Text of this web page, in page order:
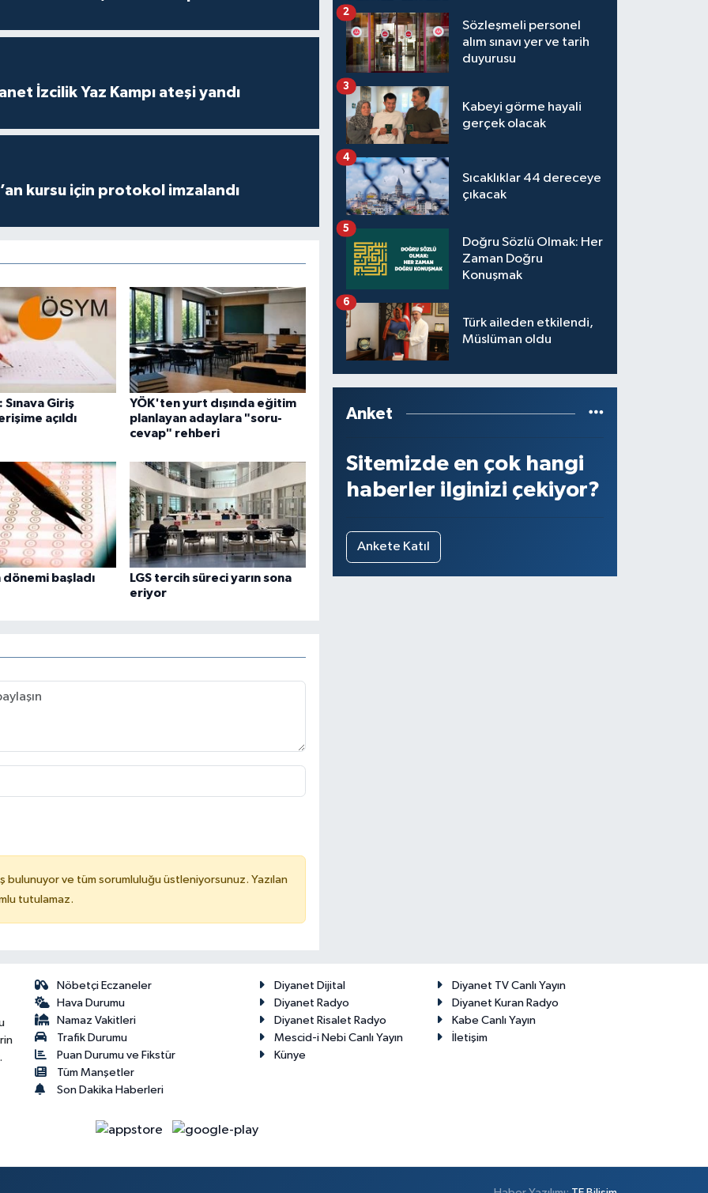
İzcilik Yaz Kampı ateşi yandı
kursu için protokol imzalandı
Giriş
açıldı
YÖK'ten yurt dışında eğitim
planlayan adaylara "soru-
cevap" rehberi
dönemi başladı
LGS tercih süreci yarın sona
eriyor
bulunuyor ve tüm sorumluluğu üstleniyorsunuz. Yazılan
tutulamaz.
Sözleşmeli personel
alım sınavı yer ve tarih
duyurusu
2
Kabeyi görme hayali
gerçek olacak
3
Sıcaklıklar 44 dereceye
çıkacak
4
Doğru Sözlü Olmak: Her
Zaman Doğru
Konuşmak
5
Türk aileden etkilendi,
Müslüman oldu
6
Anket
Sitemizde en çok hangi
haberler ilginizi çekiyor?
Ankete Katıl
Nöbetçi Eczaneler
Hava Durumu
Namaz Vakitleri
Trafik Durumu
Puan Durumu ve Fikstür
Tüm Manşetler
Son Dakika Haberleri
Diyanet Dijital
Diyanet TV Canlı Yayın
Diyanet Radyo
Diyanet Kuran Radyo
Diyanet Risalet Radyo
Kabe Canlı Yayın
Mescid-i Nebi Canlı Yayın
İletişim
Künye